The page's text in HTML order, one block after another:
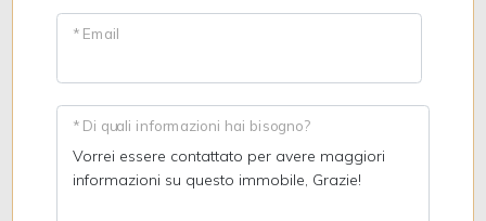
* Email
* Di quali informazioni hai bisogno?